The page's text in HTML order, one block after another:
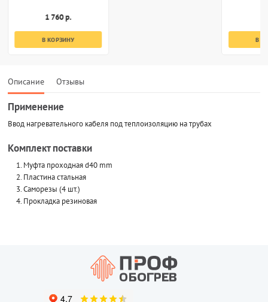
1 760 р.
В КОРЗИНУ В
Описание Отзывы
Применение
Ввод нагревательного кабеля под теплоизоляцию на трубах
Комплект поставки
Муфта проходная d40 mm
Пластина стальная
Саморезы (4 шт.)
Прокладка резиновая